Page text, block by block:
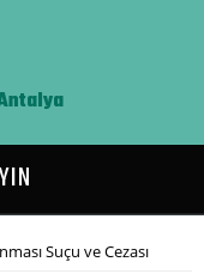
Suçu ve Cezası